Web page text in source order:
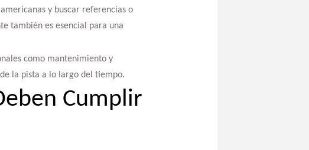
y buscar referencias o
también es esencial para una
como mantenimiento y
la pista a lo largo del tiempo.
Cumplir